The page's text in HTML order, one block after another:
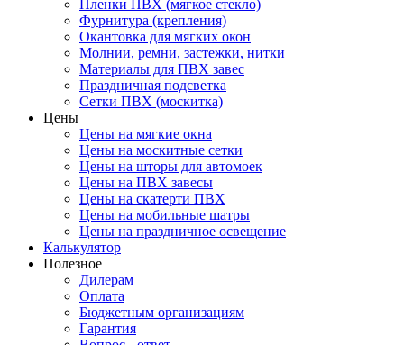
Пленки ПВХ (мягкое стекло)
Фурнитура (крепления)
Окантовка для мягких окон
Молнии, ремни, застежки, нитки
Материалы для ПВХ завес
Праздничная подсветка
Сетки ПВХ (москитка)
Цены
Цены на мягкие окна
Цены на москитные сетки
Цены на шторы для автомоек
Цены на ПВХ завесы
Цены на скатерти ПВХ
Цены на мобильные шатры
Цены на праздничное освещение
Калькулятор
Полезное
Дилерам
Оплата
Бюджетным организациям
Гарантия